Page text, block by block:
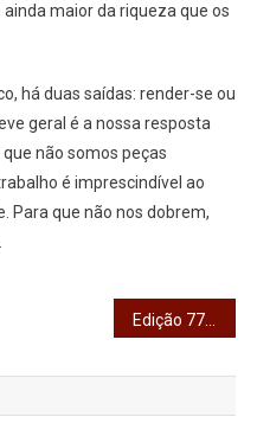
maior da riqueza que os
há duas saídas: render-se ou
geral é a nossa resposta
não somos peças
é imprescindível ao
Para que não nos dobrem,
Edição 777 – Junta quer reabilitar e criar novos parques infantis em Vila das Aves